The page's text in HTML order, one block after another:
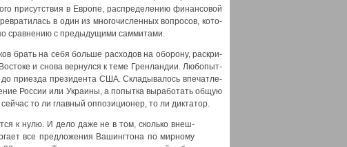
при­сут­ствия в Евро­пе, рас­пре­де­ле­нию финан­со­вой
в один из мно­го­чис­лен­ных вопро­сов, кото­
срав­не­нию с преды­ду­щи­ми сам­ми­та­ми.
брать на себя боль­ше рас­хо­дов на обо­ро­ну, рас­кри­
и сно­ва вер­нул­ся к теме Грен­лан­дии. Любо­пыт­
до при­ез­да пре­зи­ден­та США. Скла­ды­ва­лось впе­чат­ле­
Рос­сии или Укра­и­ны, а попыт­ка выра­бо­тать общую
то ли глав­ный оппо­зи­ци­о­нер, то ли дик­та­тор.
к нулю. И дело даже не в том, сколь­ко внеш­
все пред­ло­же­ния Вашинг­то­на по мир­но­му